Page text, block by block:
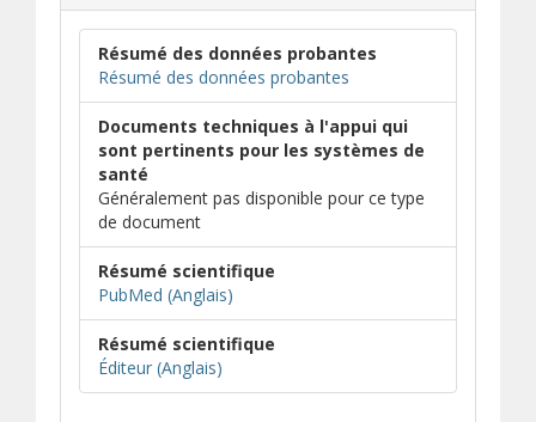
Résumé des données probantes
Résumé des données probantes
Documents techniques à l'appui qui
sont pertinents pour les systèmes de
santé
Généralement pas disponible pour ce type
de document
Résumé scientifique
PubMed (Anglais)
Résumé scientifique
Éditeur (Anglais)